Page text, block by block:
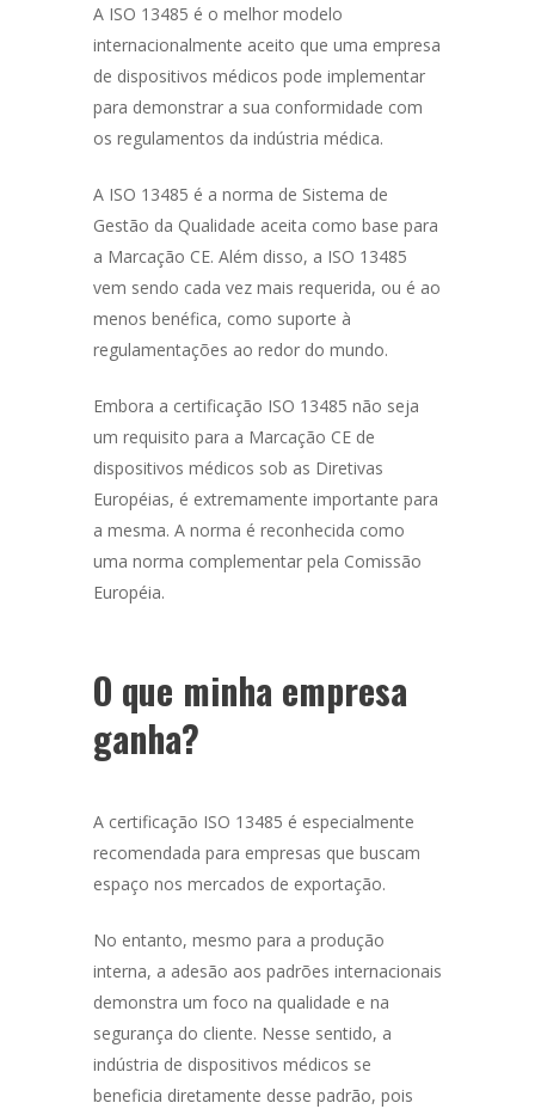
A ISO 13485 é o melhor modelo
internacionalmente aceito que uma empresa
de dispositivos médicos pode implementar
para demonstrar a sua conformidade com
os regulamentos da indústria médica.
A ISO 13485 é a norma de Sistema de
Gestão da Qualidade aceita como base para
a Marcação CE. Além disso, a ISO 13485
vem sendo cada vez mais requerida, ou é ao
menos benéfica, como suporte à
regulamentações ao redor do mundo.
Embora a certificação ISO 13485 não seja
um requisito para a Marcação CE de
dispositivos médicos sob as Diretivas
Européias, é extremamente importante para
a mesma. A norma é reconhecida como
uma norma complementar pela Comissão
Européia.
O que minha empresa
ganha?
A certificação ISO 13485 é especialmente
recomendada para empresas que buscam
espaço nos mercados de exportação.
No entanto, mesmo para a produção
interna, a adesão aos padrões internacionais
demonstra um foco na qualidade e na
segurança do cliente. Nesse sentido, a
indústria de dispositivos médicos se
beneficia diretamente desse padrão, pois